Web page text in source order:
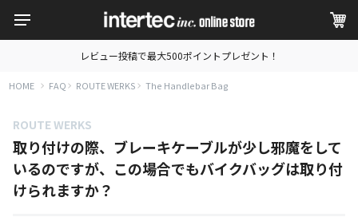
レビュー投稿で最大500ポイントプレゼント！
HOME FAQ ROUTE WERKS The Handlebar Bag
ROUTE WERKS
取り付けの際、ブレーキケーブルが少し邪魔をして
いるのですが、この場合でもバイクバッグは取り付
けられますか？